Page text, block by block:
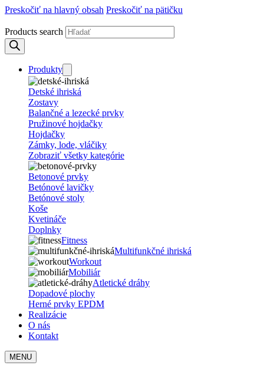
Preskočiť na hlavný obsah Preskočiť na pätičku
Products search
Produkty
Detské ihriská
Zostavy
Balančné a lezecké prvky
Pružinové hojdačky
Hojdačky
Zámky, lode, vláčiky
Zobraziť všetky kategórie
Betonové prvky
Betónové lavičky
Betónové stoly
Koše
Kvetináče
Doplnky
Fitness
Multifunkčné ihriská
Workout
Mobiliár
Atletické dráhy
Dopadové plochy
Herné prvky EPDM
Realizácie
O nás
Kontakt
MENU